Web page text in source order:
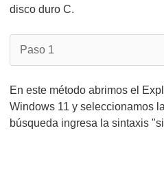
disco duro C.
Paso 1
En este método abrimos el
Windows 11 y seleccionamos
búsqueda ingresa la sintaxis